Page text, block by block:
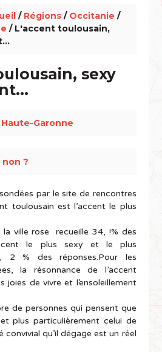
/ Régions / Occitanie /
/ L'accent toulousain,
sexy
Garonne
?
par le site de rencontres
toulousain est l’accent le plus
la ville rose recueille 34, !% des
le plus sexy et le plus
2 % des réponses.Pour les
la résonnance de l’accent
joies de vivre et l’ensoleillement
de personnes qui pensent que
plus particulièrement celui de
convivial qu’il dégage est un réel